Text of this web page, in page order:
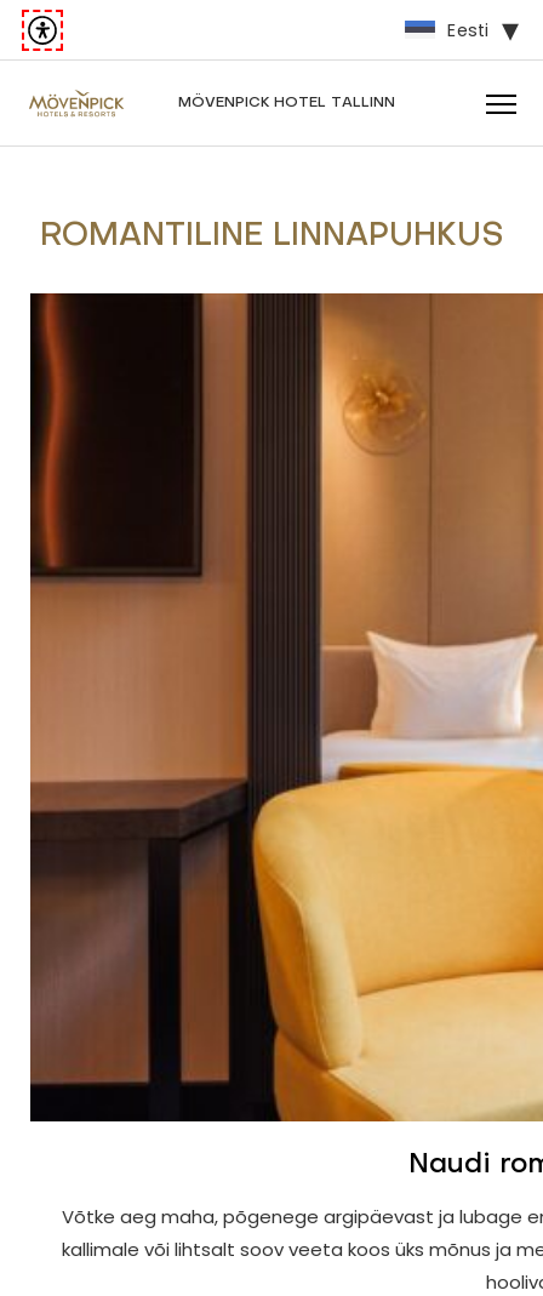
Eesti
MÖVENPICK HOTEL TALLINN
ROMANTILINE LINNAPUHKUS
Naudi
Võtke aeg maha, põgenege argipäevast ja lubage
kallimale või lihtsalt soov veeta koos üks mõnus ja